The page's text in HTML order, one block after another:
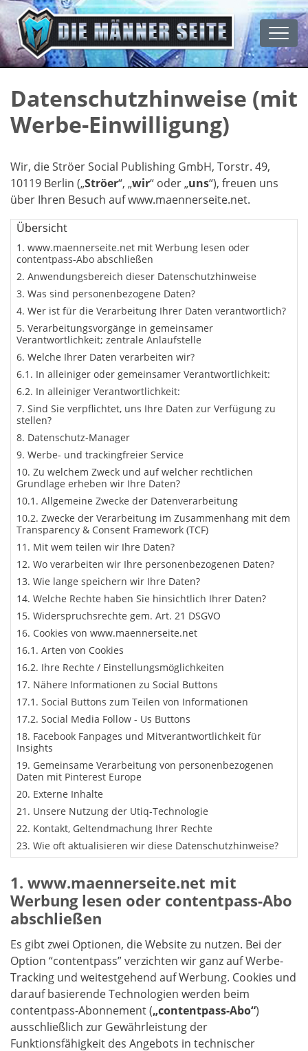
Datenschutzhinweise (mit
Werbe-Einwilligung)
Wir, die Ströer Social Publishing GmbH, Torstr. 49,
10119 Berlin („Ströer“, „wir“ oder „uns“), freuen uns
über Ihren Besuch auf www.maennerseite.net.
Übersicht
www.maennerseite.net mit Werbung lesen oder
contentpass-Abo abschließen
Anwendungsbereich dieser Datenschutzhinweise
Was sind personenbezogene Daten?
Wer ist für die Verarbeitung Ihrer Daten verantwortlich?
Verarbeitungsvorgänge in gemeinsamer
Verantwortlichkeit; zentrale Anlaufstelle
Welche Ihrer Daten verarbeiten wir?
In alleiniger oder gemeinsamer Verantwortlichkeit:
In alleiniger Verantwortlichkeit:
Sind Sie verpflichtet, uns Ihre Daten zur Verfügung zu
stellen?
Datenschutz-Manager
Werbe- und trackingfreier Service
Zu welchem Zweck und auf welcher rechtlichen
Grundlage erheben wir Ihre Daten?
Allgemeine Zwecke der Datenverarbeitung
Zwecke der Verarbeitung im Zusammenhang mit dem
Transparency & Consent Framework (TCF)
Mit wem teilen wir Ihre Daten?
Wo verarbeiten wir Ihre personenbezogenen Daten?
Wie lange speichern wir Ihre Daten?
Welche Rechte haben Sie hinsichtlich Ihrer Daten?
Widerspruchsrechte gem. Art. 21 DSGVO
Cookies von www.maennerseite.net
Arten von Cookies
Ihre Rechte / Einstellungsmöglichkeiten
Nähere Informationen zu Social Buttons
Social Buttons zum Teilen von Informationen
Social Media Follow - Us Buttons
Facebook Fanpages und Mitverantwortlichkeit für
Insights
Gemeinsame Verarbeitung von personenbezogenen
Daten mit Pinterest Europe
Externe Inhalte
Unsere Nutzung der Utiq-Technologie
Kontakt, Geltendmachung Ihrer Rechte
Wie oft aktualisieren wir diese Datenschutzhinweise?
www.maennerseite.net mit
Werbung lesen oder contentpass-Abo
abschließen
Es gibt zwei Optionen, die Website zu nutzen. Bei der
Option “contentpass” verzichten wir ganz auf Werbe-
Tracking und weitestgehend auf Werbung. Cookies und
darauf basierende Technologien werden beim
contentpass-Abonnement („contentpass-Abo“)
ausschließlich zur Gewährleistung der
Funktionsfähigkeit des Angebots in technischer